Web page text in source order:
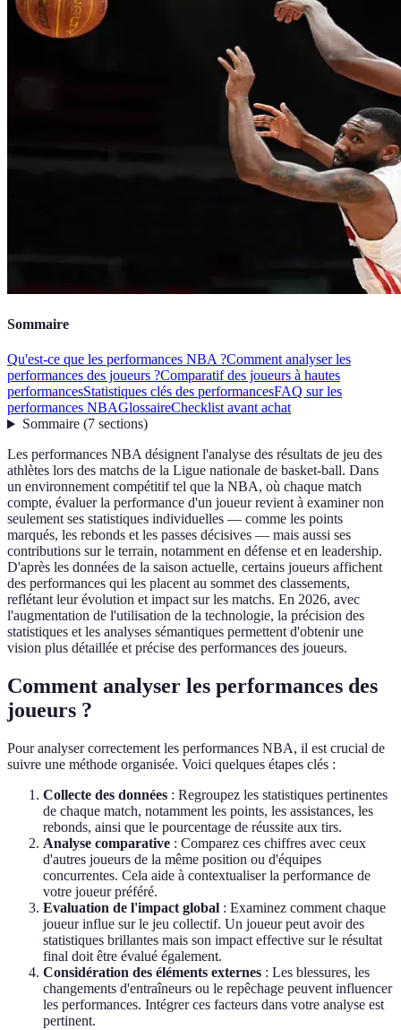
Sommaire
Qu'est-ce que les performances NBA ?Comment analyser les
performances des joueurs ?Comparatif des joueurs à hautes
performancesStatistiques clés des performancesFAQ sur les
performances NBAGlossaireChecklist avant achat
Sommaire(7 sections)
Les performances NBA désignent l'analyse des résultats de jeu des
athlètes lors des matchs de la Ligue nationale de basket-ball. Dans
un environnement compétitif tel que la NBA, où chaque match
compte, évaluer la performance d'un joueur revient à examiner non
seulement ses statistiques individuelles — comme les points
marqués, les rebonds et les passes décisives — mais aussi ses
contributions sur le terrain, notamment en défense et en leadership.
D'après les données de la saison actuelle, certains joueurs affichent
des performances qui les placent au sommet des classements,
reflétant leur évolution et impact sur les matchs. En 2026, avec
l'augmentation de l'utilisation de la technologie, la précision des
statistiques et les analyses sémantiques permettent d'obtenir une
vision plus détaillée et précise des performances des joueurs.
Comment analyser les performances des
joueurs ?
Pour analyser correctement les performances NBA, il est crucial de
suivre une méthode organisée. Voici quelques étapes clés :
Collecte des données : Regroupez les statistiques pertinentes
de chaque match, notamment les points, les assistances, les
rebonds, ainsi que le pourcentage de réussite aux tirs.
Analyse comparative : Comparez ces chiffres avec ceux
d'autres joueurs de la même position ou d'équipes
concurrentes. Cela aide à contextualiser la performance de
votre joueur préféré.
Evaluation de l'impact global : Examinez comment chaque
joueur influe sur le jeu collectif. Un joueur peut avoir des
statistiques brillantes mais son impact effective sur le résultat
final doit être évalué également.
Considération des éléments externes : Les blessures, les
changements d'entraîneurs ou le repêchage peuvent influencer
les performances. Intégrer ces facteurs dans votre analyse est
pertinent.